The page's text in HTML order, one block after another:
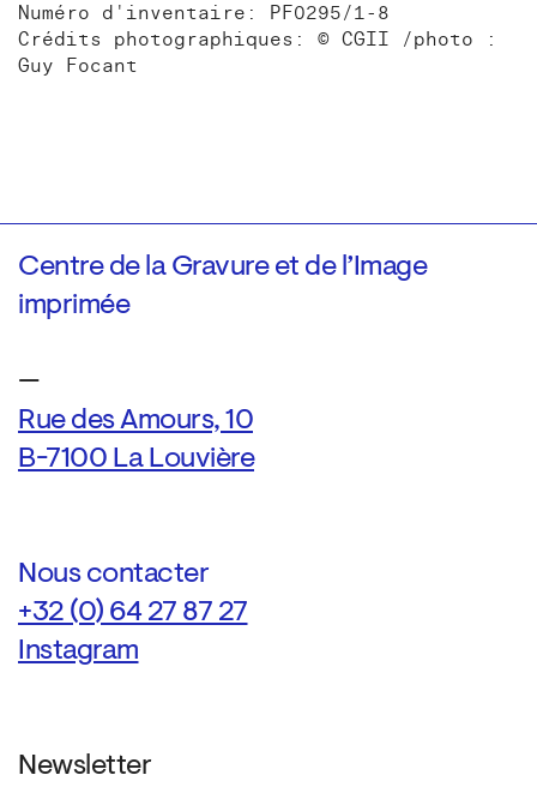
Numéro d'inventaire: PF0295/1-8
Crédits photographiques: © CGII /photo :
Guy Focant
Centre de la Gravure et de l’Image
imprimée
—
Rue des Amours, 10
B-7100 La Louvière
Nous contacter
+32 (0) 64 27 87 27
Instagram
Newsletter